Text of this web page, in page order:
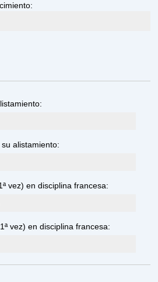
alistamiento:
vez) en disciplina francesa:
vez) en disciplina francesa: